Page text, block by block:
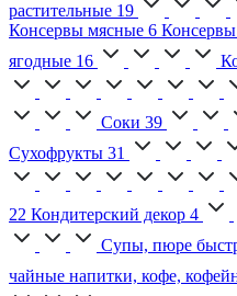
растительные 19
Консервы мясные 6
ягодные 16
Соки 39
Сухофрукты 31
22 Кондитерский декор 4
Супы, пюре
чайные напитки, кофе,